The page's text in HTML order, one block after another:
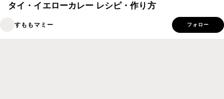
タイ・イエローカレー レシピ・作り方
すももマミー フォロー